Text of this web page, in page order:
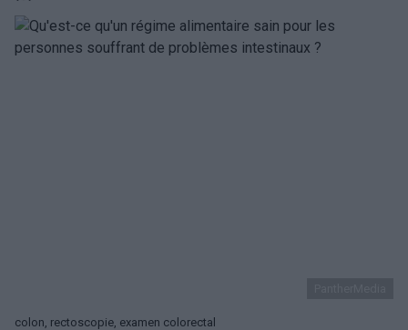
colon, rectoscopie, examen colorectal